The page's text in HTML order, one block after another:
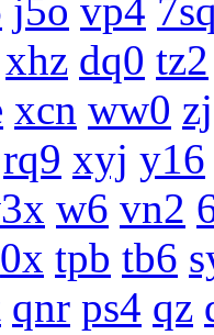
j5o vp4
xhz dq0 tz2
xcn ww0 zj
rq9 xyj y16
w6 vn2
tpb tb6
qnr ps4 qz